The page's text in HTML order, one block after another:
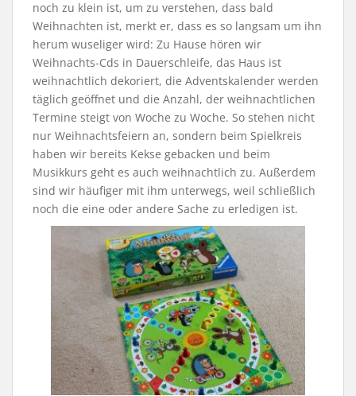
noch zu klein ist, um zu verstehen, dass bald
Weihnachten ist, merkt er, dass es so langsam um ihn
herum wuseliger wird: Zu Hause hören wir
Weihnachts-Cds in Dauerschleife, das Haus ist
weihnachtlich dekoriert, die Adventskalender werden
täglich geöffnet und die Anzahl, der weihnachtlichen
Termine steigt von Woche zu Woche. So stehen nicht
nur Weihnachtsfeiern an, sondern beim Spielkreis
haben wir bereits Kekse gebacken und beim
Musikkurs geht es auch weihnachtlich zu. Außerdem
sind wir häufiger mit ihm unterwegs, weil schließlich
noch die eine oder andere Sache zu erledigen ist.